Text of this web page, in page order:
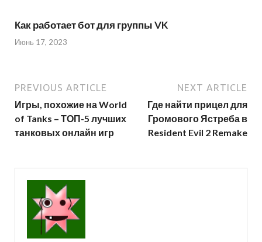
Как работает бот для группы VK
Июнь 17, 2023
PREVIOUS ARTICLE
Игры, похожие на World
of Tanks – ТОП-5 лучших
танковых онлайн игр
NEXT ARTICLE
Где найти прицел для
Громового Ястреба в
Resident Evil 2 Remake